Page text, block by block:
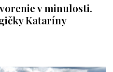
v minulosti.
Kataríny